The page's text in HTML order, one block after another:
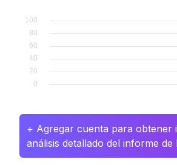
+ Agregar cuenta para obtener
análisis detallado del informe de